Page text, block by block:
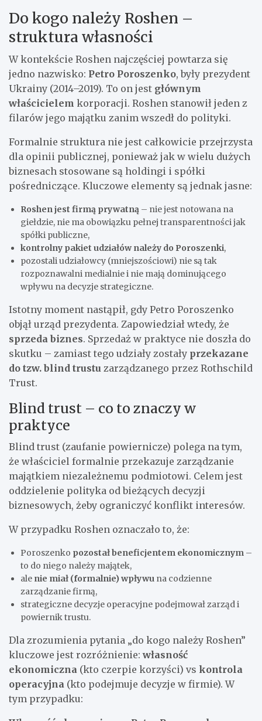
Do kogo należy Roshen –
struktura własności
W kontekście Roshen najczęściej powtarza się
jedno nazwisko: Petro Poroszenko, były prezydent
Ukrainy (2014–2019). To on jest głównym
właścicielem korporacji. Roshen stanowił jeden z
filarów jego majątku zanim wszedł do polityki.
Formalnie struktura nie jest całkowicie przejrzysta
dla opinii publicznej, ponieważ jak w wielu dużych
biznesach stosowane są holdingi i spółki
pośredniczące. Kluczowe elementy są jednak jasne:
Roshen jest firmą prywatną – nie jest notowana na
giełdzie, nie ma obowiązku pełnej transparentności jak
spółki publiczne,
kontrolny pakiet udziałów należy do Poroszenki,
pozostali udziałowcy (mniejszościowi) nie są tak
rozpoznawalni medialnie i nie mają dominującego
wpływu na decyzje strategiczne.
Istotny moment nastąpił, gdy Petro Poroszenko
objął urząd prezydenta. Zapowiedział wtedy, że
sprzeda biznes. Sprzedaż w praktyce nie doszła do
skutku – zamiast tego udziały zostały przekazane
do tzw. blind trustu zarządzanego przez Rothschild
Trust.
Blind trust – co to znaczy w
praktyce
Blind trust (zaufanie powiernicze) polega na tym,
że właściciel formalnie przekazuje zarządzanie
majątkiem niezależnemu podmiotowi. Celem jest
oddzielenie polityka od bieżących decyzji
biznesowych, żeby ograniczyć konflikt interesów.
W przypadku Roshen oznaczało to, że:
Poroszenko pozostał beneficjentem ekonomicznym –
to do niego należy majątek,
ale nie miał (formalnie) wpływu na codzienne
zarządzanie firmą,
strategiczne decyzje operacyjne podejmował zarząd i
powiernik trustu.
Dla zrozumienia pytania „do kogo należy Roshen”
kluczowe jest rozróżnienie:własność
ekonomiczna (kto czerpie korzyści) vs kontrola
operacyjna (kto podejmuje decyzje w firmie). W
tym przypadku: